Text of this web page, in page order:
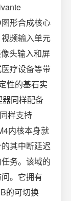
形合成核心
频输入单元
头输入和屏
疗设备等带
性的基石实
同样配备
样支持
内核本身就
其中断延迟
务。该域的
。它拥有
的可切换